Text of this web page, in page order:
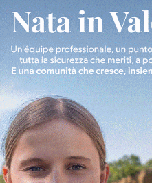
Cronaca 3 Agosto 2026
Scomparso da una
Fiorentino l’uomo che
Levane nel 2020
Cronaca 4 Agosto 2026
Un anno fa la strage
Gianni, Giulia e
processo, lo stop ai